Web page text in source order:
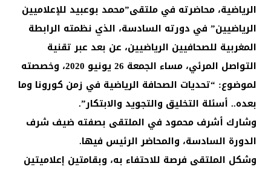
الرياضية، محاضرته في ملتقى”محمد بوعبيد للإعلاميين
الرياضيين” في دورته السادسة، الذي نظمته الرابطة
المغربية للصحافيين الرياضيين، عن بعد عبر تقنية
التواصل المرئي، مساء الجمعة 26 يونيو 2020، وخصصته
لموضوع: “تحديات الصحافة الرياضية في زمن كورونا وما
بعده.. أسئلة التخليق والتجويد والابتكار”.
وشارك أشرف محمود في الملتقى بصفته ضيف شرف
الدورة السادسة، والمحاضر الرئيس فيها.
وشكل الملتقى فرصة للاحتفاء به، وبقامتين إعلاميتين